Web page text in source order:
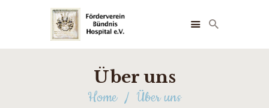
Über uns
Home Über uns
STARTSEITE
ÜBER UNS